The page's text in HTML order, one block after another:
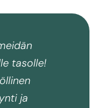
tasolle!
ja